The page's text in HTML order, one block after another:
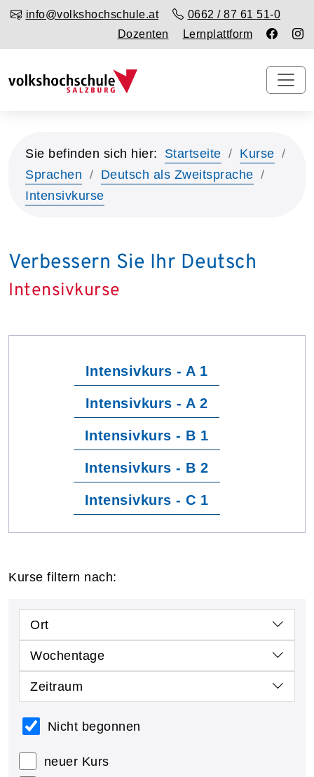
info@volkshochschule.at
0662 / 87 61 51-0
Dozenten
Lernplattform
Sie befinden sich hier: Startseite
Kurse
Sprachen
Deutsch als Zweitsprache
Intensivkurse
Verbessern Sie Ihr Deutsch
Intensivkurse
Intensivkurs - A 1
Intensivkurs - A 2
Intensivkurs - B 1
Intensivkurs - B 2
Intensivkurs - C 1
Kurse filtern nach:
Ort
Wochentage
Zeitraum
Nicht begonnen
neuer Kurs